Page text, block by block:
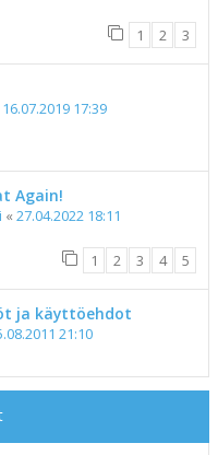
1 2 3
16.07.2019 17:39
Again!
« 27.04.2022 18:11
1 2 3 4 5
ja käyttöehdot
21:10